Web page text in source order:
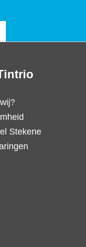
Stekene